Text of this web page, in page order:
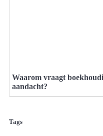
Waarom vraagt
aandacht?
Tags